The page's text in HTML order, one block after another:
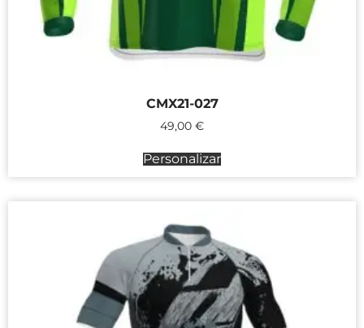
CMX21-027
49,00 €
Personalizar